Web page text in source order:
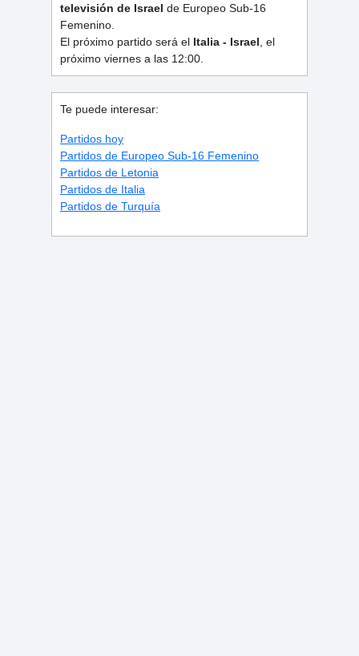
televisión de Israel de Europeo Sub-16
Femenino.
El próximo partido será el Italia - Israel, el
próximo viernes a las 12:00.
Te puede interesar:
Partidos hoy
Partidos de Europeo Sub-16 Femenino
Partidos de Letonia
Partidos de Italia
Partidos de Turquía